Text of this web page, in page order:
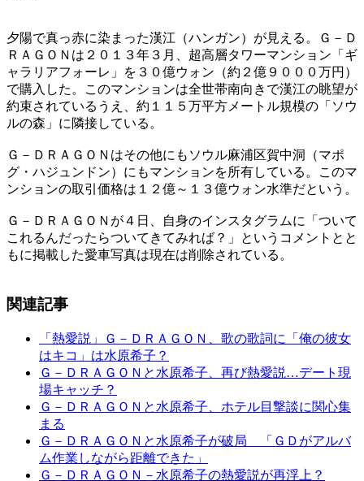
夕陽で真っ赤に染まった漢江（ハンガン）が見える。Ｇ－Ｄ
ＲＡＧＯＮは２０１３年３月、超高層タワーマンション「ギ
ャラリアフォーレ」を３０億ウォン（約２億９０００万円）
で購入した。このマンションは全世帯南向きで漢江の眺望が
約束されているうえ、約１１５万平方メートル規模の「ソウ
ルの森」に隣接している。
Ｇ－ＤＲＡＧＯＮはその他にもソウル麻浦区賀中洞（マポ
グ・ハジュンドン）にもマンションを所有している。このマ
ンションの取引価格は１２億～１３億ウォン水準だという。
Ｇ－ＤＲＡＧＯＮが４日、自身のインスタグラムに「ついて
これるんだったらついてきてみれば？」というコメントとと
もに掲載した愛車写真は現在は削除されている。
関連記事
「熱愛説」Ｇ－ＤＲＡＧＯＮ、歌の歌詞に「俺の彼女
はキコ」は水原希子？
Ｇ－ＤＲＡＧＯＮと水原希子、再び熱愛説…デート現
場キャッチ？
Ｇ－ＤＲＡＧＯＮと水原希子、ホテル目撃談に関心集
まる
Ｇ－ＤＲＡＧＯＮと水原希子が破局 「ＧＤがアルバ
ム作業しながら距離できた」
Ｇ－ＤＲＡＧＯＮ－水原希子の熱愛説が再浮上？